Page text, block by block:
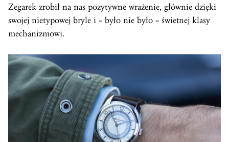
Zegarek zrobił na nas pozytywne wrażenie, głównie dzięki
swojej nietypowej bryle i – było nie było – świetnej klasy
mechanizmowi.